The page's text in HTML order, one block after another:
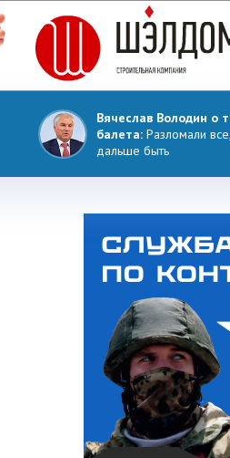
Вячеслав Володин о
балета: Разломали
дальше быть